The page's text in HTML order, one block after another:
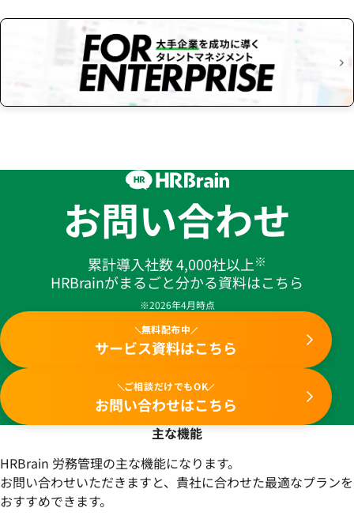
お問い合わせ
累計導入社数 4,000社以上※
HRBrainがまるごと分かる資料はこちら
※2026年4月時点
無料配布中
サービス資料はこちら
ご相談だけでもOK
お問い合わせはこちら
主な機能
HRBrain 労務管理の主な機能になります。
お問い合わせいただきますと、貴社に合わせた最適なプランを
おすすめできます。